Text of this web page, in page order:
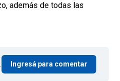
además de todas las
Ingresá para comentar